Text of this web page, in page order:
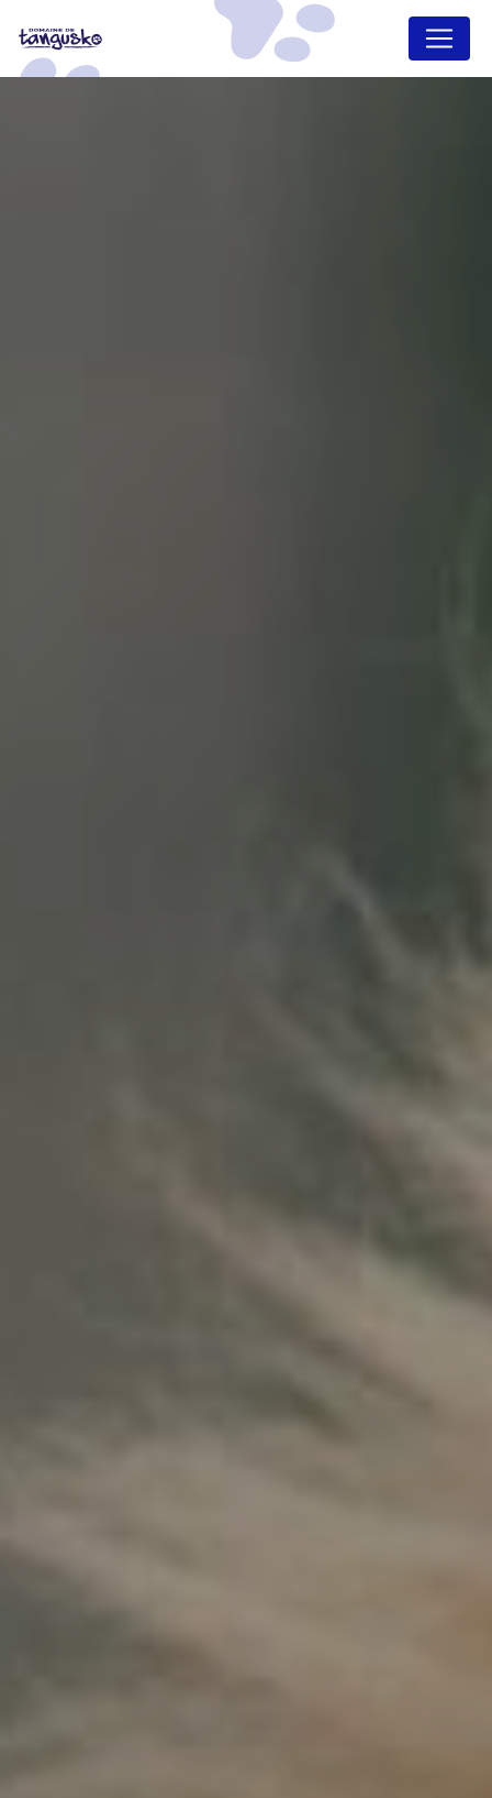
Panneau de gestion des cookies